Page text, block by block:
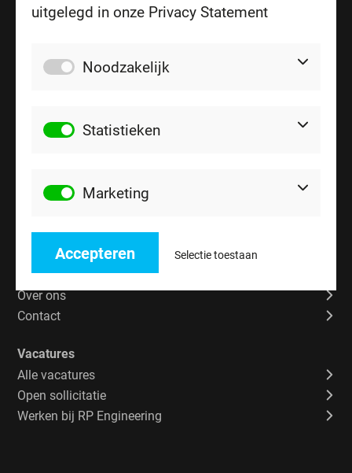
info@rp-engineering.nl
Bezoekadres
Home
Voor kandidaten
Voor opdrachtgevers
Over ons
Contact
Vacatures
Alle vacatures
Open sollicitatie
Werken bij RP Engineering
uitgelegd in onze Privacy Statement
Noodzakelijk
Statistieken
Marketing
Accepteren Selectie toestaan